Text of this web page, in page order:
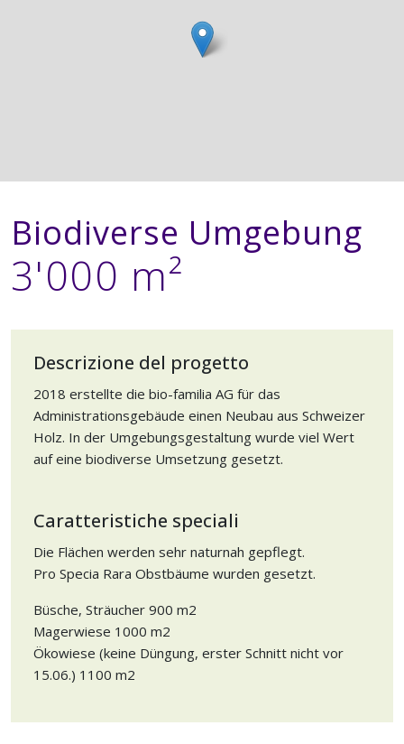
Biodiverse Umgebung
3'000 m²
Descrizione del progetto
2018 erstellte die bio-familia AG für das
Administrationsgebäude einen Neubau aus Schweizer
Holz. In der Umgebungsgestaltung wurde viel Wert
auf eine biodiverse Umsetzung gesetzt.
Caratteristiche speciali
Die Flächen werden sehr naturnah gepflegt.
Pro Specia Rara Obstbäume wurden gesetzt.
Büsche, Sträucher 900 m2
Magerwiese 1000 m2
Ökowiese (keine Düngung, erster Schnitt nicht vor
15.06.) 1100 m2